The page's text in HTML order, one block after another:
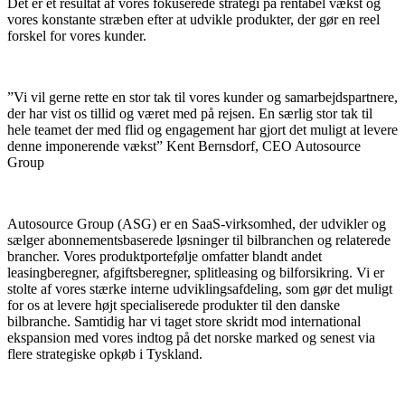
vores konstante stræben efter at udvikle produkter, der gør en reel
forskel for vores kunder.
”Vi vil gerne rette en stor tak til vores kunder og samarbejdspartnere,
der har vist os tillid og været med på rejsen. En særlig stor tak til
hele teamet der med flid og engagement har gjort det muligt at levere
denne imponerende vækst” Kent Bernsdorf, CEO Autosource
Group
Autosource Group (ASG) er en SaaS-virksomhed, der udvikler og
sælger abonnementsbaserede løsninger til bilbranchen og relaterede
brancher. Vores produktportefølje omfatter blandt andet
leasingberegner, afgiftsberegner, splitleasing og bilforsikring. Vi er
stolte af vores stærke interne udviklingsafdeling, som gør det muligt
for os at levere højt specialiserede produkter til den danske
bilbranche. Samtidig har vi taget store skridt mod international
ekspansion med vores indtog på det norske marked og senest via
flere strategiske opkøb i Tyskland.